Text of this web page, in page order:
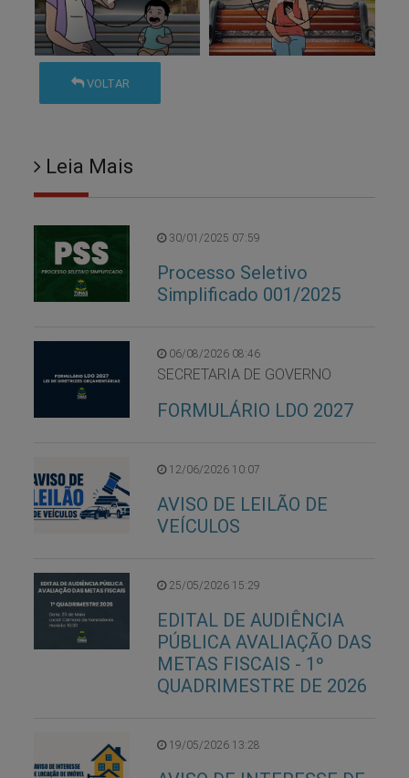
VOLTAR
Leia Mais
30/01/2025 07:59
Processo Seletivo
Simplificado 001/2025
06/08/2026 08:46
SECRETARIA DE GOVERNO
FORMULÁRIO LDO 2027
12/06/2026 10:07
AVISO DE LEILÃO DE
VEÍCULOS
25/05/2026 15:29
EDITAL DE AUDIÊNCIA
PÚBLICA AVALIAÇÃO DAS
METAS FISCAIS - 1º
QUADRIMESTRE DE 2026
19/05/2026 13:28